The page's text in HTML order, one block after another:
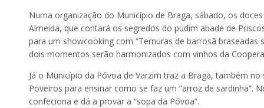
Numa organização do Município de Braga, sábado, os
Almeida, que contará os segredos do pudim abade de
para um showcooking com “Ternuras de barrosã
dois momentos serão harmonizados com vinhos da
Já o Município da Póvoa de Varzim traz a Braga, também
Poveiros para ensinar como se faz um “arroz de sardinha”.
confeciona e dá a provar a “sopa da Póvoa”.